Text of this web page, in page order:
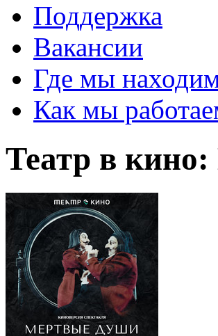
Поддержка
Вакансии
Где мы
Как мы
Театр в